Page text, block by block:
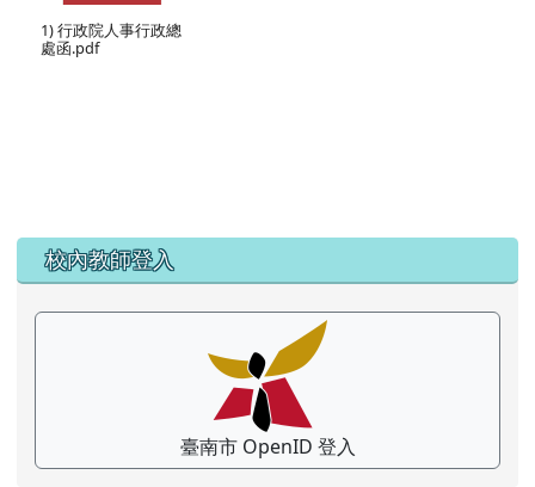
1) 行政院人事行政總
處函.pdf
左邊區域內容
校內教師登入
臺南市 OpenID 登入